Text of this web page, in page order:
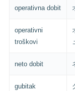
operativna dobit
operativni
troškovi
neto dobit
gubitak